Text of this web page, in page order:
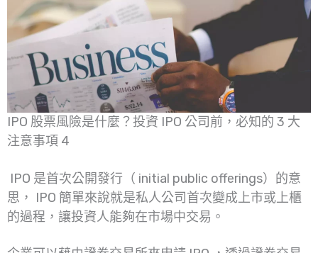
IPO 股票風險是什麼？投資 IPO 公司前，必知的 3 大
注意事項 4
IPO 是首次公開發行（ initial public offerings）的意
思， IPO 簡單來說就是私人公司首次變成上市或上櫃
的過程，讓投資人能夠在市場中交易。